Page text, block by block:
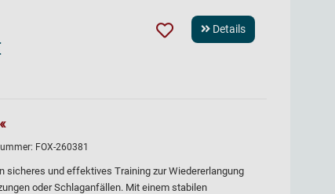
Details
FOX-260381
sicheres und effektives Training zur Wiedererlangung
oder Schlaganfällen. Mit einem stabilen